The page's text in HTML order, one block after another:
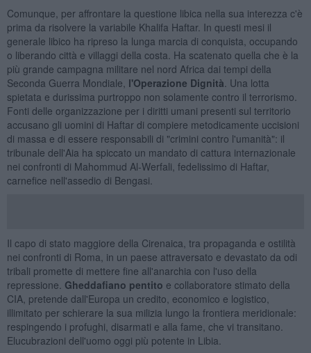
Comunque, per affrontare la questione libica nella sua interezza c'è
prima da risolvere la variabile Khalifa Haftar. In questi mesi il
generale libico ha ripreso la lunga marcia di conquista, occupando
o liberando città e villaggi della costa. Ha scatenato quella che è la
più grande campagna militare nel nord Africa dai tempi della
Seconda Guerra Mondiale, l'Operazione Dignità . Una lotta
spietata e durissima purtroppo non solamente contro il terrorismo.
Fonti delle organizzazione per i diritti umani presenti sul territorio
accusano gli uomini di Haftar di compiere metodicamente uccisioni
di massa e di essere responsabili di "crimini contro l'umanità": il
tribunale dell'Aia ha spiccato un mandato di cattura internazionale
nei confronti di Mahommud Al-Werfali, fedelissimo di Haftar,
carnefice nell'assedio di Bengasi.
Il capo di stato maggiore della Cirenaica, tra propaganda e ostilità
nei confronti di Roma, in un paese attraversato e devastato da odi
tribali promette di mettere fine all'anarchia con l'uso della
repressione. Gheddafiano pentito e collaboratore stimato della
CIA, pretende dall'Europa un credito, economico e logistico,
illimitato per schierare la sua milizia lungo la frontiera meridionale:
respingendo i profughi, disarmati e alla fame, che vi transitano.
Elucubrazioni dell'uomo oggi più potente in Libia.